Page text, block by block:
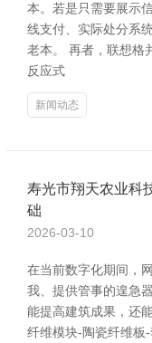
本。若是只需要展示
线支付、实际处分系
老本。 再者，联想格
反应式
新闻动态
寿光市翔天农业科
础
2026-03-10
在当前数字化期间，
我、提供管事的遑急
能提高建筑成果，还
纤维模块-陶瓷纤维板